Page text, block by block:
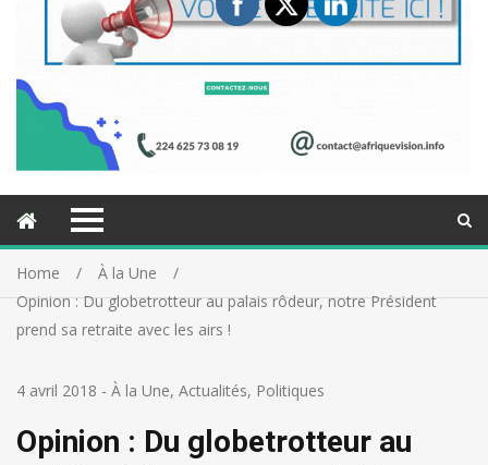
Home
À la Une
Opinion : Du globetrotteur au palais rôdeur, notre Président
prend sa retraite avec les airs !
4 avril 2018 - À la Une, Actualités, Politiques
Opinion : Du globetrotteur au